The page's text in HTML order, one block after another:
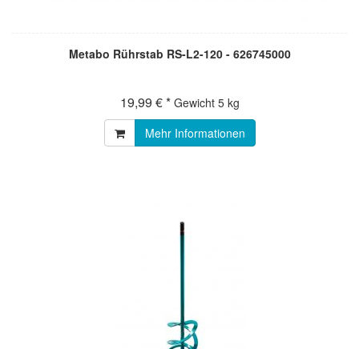
Metabo Rührstab RS-L2-120 - 626745000
19,99 € * Gewicht 5 kg
Mehr Informationen